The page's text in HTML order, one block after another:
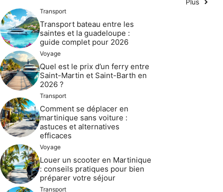
Plus
Transport
Transport bateau entre les
saintes et la guadeloupe :
guide complet pour 2026
Voyage
Quel est le prix d’un ferry entre
Saint-Martin et Saint-Barth en
2026 ?
Transport
Comment se déplacer en
martinique sans voiture :
astuces et alternatives
efficaces
Voyage
Louer un scooter en Martinique
: conseils pratiques pour bien
préparer votre séjour
Transport